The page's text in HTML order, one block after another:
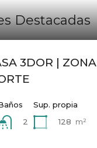
Destacadas
3DOR | ZONA
2
Sup. propia
128 m²